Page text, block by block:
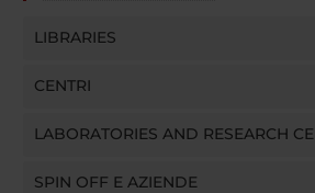
LIBRARIES
CENTRI
LABORATORIES AND RESEARCH
SPIN OFF E AZIENDE